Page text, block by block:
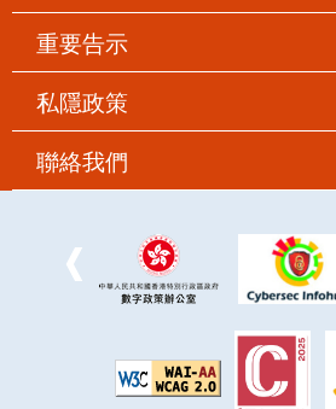
重要告示
私隱政策
聯絡我們